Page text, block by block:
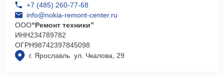
г. Ярославль ул. Чкалова, 29
+7 (485) 260-77-68
info@nokia-remont-center.ru
ООО“Ремонт техники”
ИНН234789782
ОГРН98742397845098